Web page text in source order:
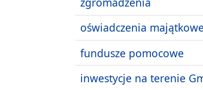
oświadczenia majątkowe
fundusze pomocowe
inwestycje na terenie